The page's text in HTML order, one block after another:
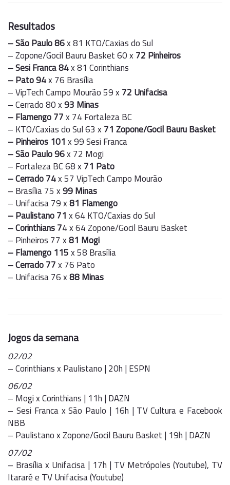
Resultados
– São Paulo 86x 81 KTO/Caxias do Sul
– Zopone/Gocil Bauru Basket 60 x72 Pinheiros
– Sesi Franca 84x 81 Corinthians
– Pato 94x 76 Brasília
– VipTech Campo Mourão 59 x72 Unifacisa
– Cerrado 80 x93 Minas
– Flamengo 77x 74 Fortaleza BC
– KTO/Caxias do Sul 63 x71 Zopone/Gocil Bauru Basket
– Pinheiros 101x 99 Sesi Franca
– São Paulo 96x 72 Mogi
– Fortaleza BC 68 x71 Pato
– Cerrado 74x 57 VipTech Campo Mourão
– Brasília 75 x99 Minas
– Unifacisa 79 x81 Flamengo
– Paulistano 71x 64 KTO/Caxias do Sul
– Corinthians 74 x 64 Zopone/Gocil Bauru Basket
– Pinheiros 77 x81 Mogi
– Flamengo 115x 58 Brasília
–Cerrado 77x 76 Pato
– Unifacisa 76 x88 Minas
Jogos da semana
02/02
– Corinthians x Paulistano | 20h | ESPN
06/02
– Mogi x Corinthians | 11h | DAZN
– Sesi Franca x São Paulo | 16h | TV Cultura e Facebook
NBB
– Paulistano x Zopone/Gocil Bauru Basket | 19h | DAZN
07/02
– Brasília x Unifacisa | 17h | TV Metrópoles (Youtube), TV
Itararé e TV Unifacisa (Youtube)